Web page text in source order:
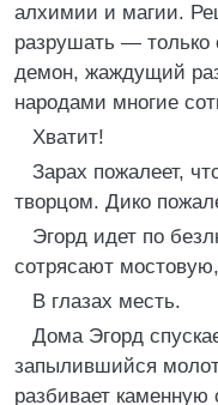
алхимии и магии.
разрушать — только
демон, жаждущий
народами многие
Хватит!
Зарах пожалеет,
творцом. Дико
Эгорд идет по
сотрясают
В глазах месть.
Дома Эгорд
запылившийся
разбивает каменную